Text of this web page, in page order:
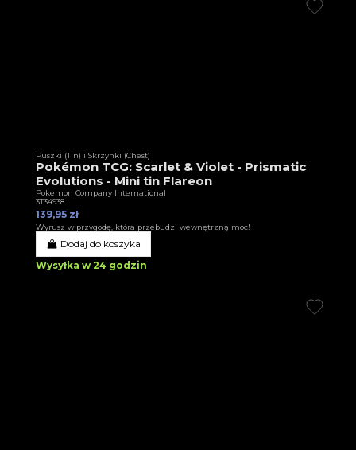
Puszki (Tin) i Skrzynki (Chest)
Pokémon TCG: Scarlet & Violet - Prismatic
Evolutions - Mini tin Flareon
Pokemon Company International
3T34938
139,95 zł
Wyrusz w przygodę, która przebudzi wewnętrzną moc!
Dodaj do koszyka
Wysyłka w 24 godzin